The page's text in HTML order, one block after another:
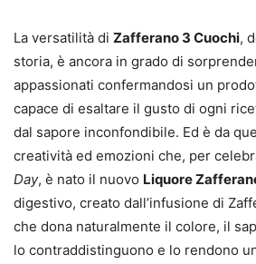
La versatilità di Zafferano 3 Cuochi,
storia, è ancora in grado di
appassionati confermandosi un
capace di esaltare il gusto di ogni
dal sapore inconfondibile. Ed è da
creatività ed emozioni che, per
Day, è nato il nuovo Liquore
digestivo, creato dall’infusione di
che dona naturalmente il colore, il
lo contraddistinguono e lo rendono